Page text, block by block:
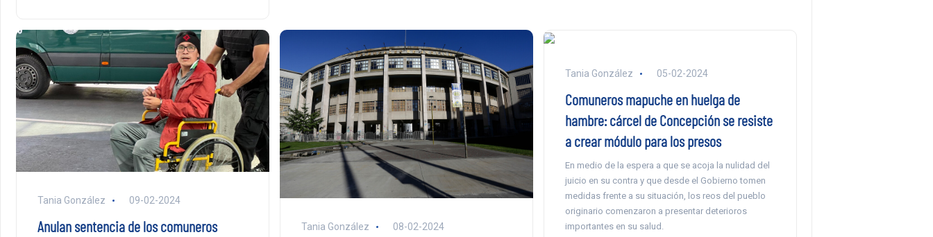
Tania González 09-02-2024
Anulan sentencia de los comuneros
Tania González 08-02-2024
Tania González 05-02-2024
Comuneros mapuche en huelga de
hambre: cárcel de Concepción se resiste
a crear módulo para los presos
En medio de la espera a que se acoja la nulidad del
juicio en su contra y que desde el Gobierno tomen
medidas frente a su situación, los reos del pueblo
originario comenzaron a presentar deterioros
importantes en su salud.